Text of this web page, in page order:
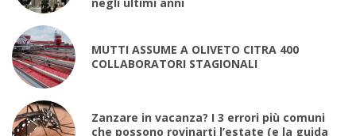
MUTTI ASSUME A OLIVETO CITRA 400
COLLABORATORI STAGIONALI
Zanzare in vacanza? I 3 errori più comuni
che possono rovinarti l’estate (e la guida